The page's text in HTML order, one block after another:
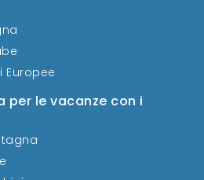
Europee
per le vacanze con i